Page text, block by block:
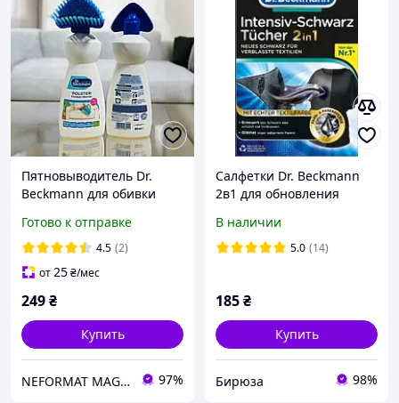
Пятновыводитель Dr.
Beckmann для обивки
Готово к отправке
4.5 (2)
от25₴/мес
249₴
Купить
NEFORMAT MAGAZ 97%
Салфетки Dr. Beckmann
2в1 для обновления
шт
В наличии
5.0 (14)
185₴
Купить
Бирюза 98%